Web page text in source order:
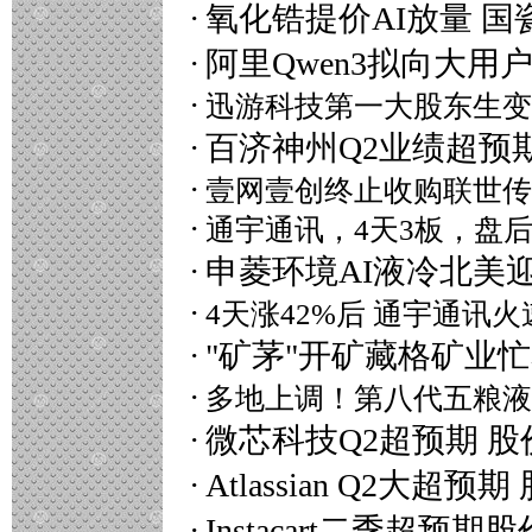
· 氧化锆提价AI放量 国
· 阿里Qwen3拟向大用
· 迅游科技第一大股东生变
· 百济神州Q2业绩超预
· 壹网壹创 终 止收购联世传
· 通宇通讯 ， 4天3板 ， 盘后
· 申菱环境AI液冷北美
· 4天涨42%后 通宇通讯火
· "矿茅"开矿藏格矿业
· 多地 上调 ！ 第八代五粮液
· 微芯科技Q2超预期 股
· Atlassian Q2大超预期